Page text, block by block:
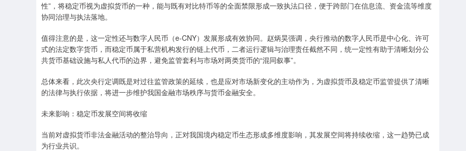
性”，将稳定币视为虚拟货币的一种，能与既有对比特币等的全面禁限形成一致执法口径，便于跨部门在信息流、资金流等维度
协同治理与执法落地。
值得注意的是，这一定性还与数字人民币（e-CNY）发展形成有效协同。赵炳昊强调，央行推动的数字人民币是中心化、许可
式的法定数字货币，而稳定币属于私营机构发行的链上代币，二者运行逻辑与治理责任截然不同，统一定性有助于清晰划分公
共货币基础设施与私人代币的边界，避免监管套利与市场对两类货币的“混同叙事”。
总体来看，此次央行定调既是对过往监管政策的延续，也是应对市场新变化的主动作为，为虚拟货币及稳定币监管提供了清晰
的法律与执行依据，将进一步维护我国金融市场秩序与货币金融安全。
未来影响：稳定币发展空间将收缩
当前对虚拟货币非法金融活动的整治导向，正对我国境内稳定币生态形成多维度影响，其发展空间将持续收缩，这一趋势已成
为行业共识。